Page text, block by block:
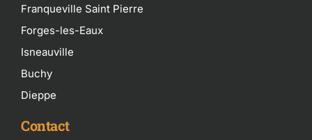
Franqueville Saint Pierre
Forges-les-Eaux
Isneauville
Buchy
Dieppe
Contact